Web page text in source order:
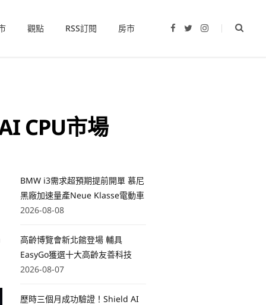
觀點 RSS訂閱 房市
I
CPU市場
BMW i3需求超預期提前開單 慕尼
黑廠加速量產Neue Klasse電動車
2026-08-08
高齡博覽會新北館登場 輔具
EasyGo獲選十大高齡友善科技
2026-08-07
歷時三個月成功驗證！Shield AI